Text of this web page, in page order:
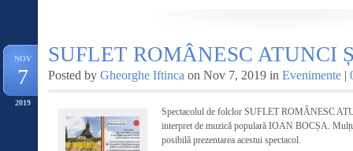
NOV
7
2019
SUFLET ROMÂNESC ATUNCI
Posted by Gheorghe Iftinca on Nov 7, 2019 in Evenimente |
Spectacolul de folclor SUFLET ROMÂNESC
interpret de muzică populară IOAN BOCȘA.
posibilă prezentarea acestui spectacol.